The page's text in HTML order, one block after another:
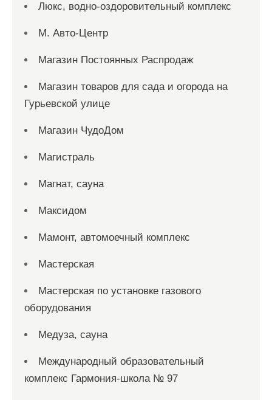
Люкс, водно-оздоровительный комплекс
М. Авто-Центр
Магазин Постоянных Распродаж
Магазин товаров для сада и огорода на
Гурьевской улице
Магазин ЧудоДом
Магистраль
Магнат, сауна
Максидом
Мамонт, автомоечный комплекс
Мастерская
Мастерская по установке газового
оборудования
Медуза, сауна
Международный образовательный
комплекс Гармония-школа № 97